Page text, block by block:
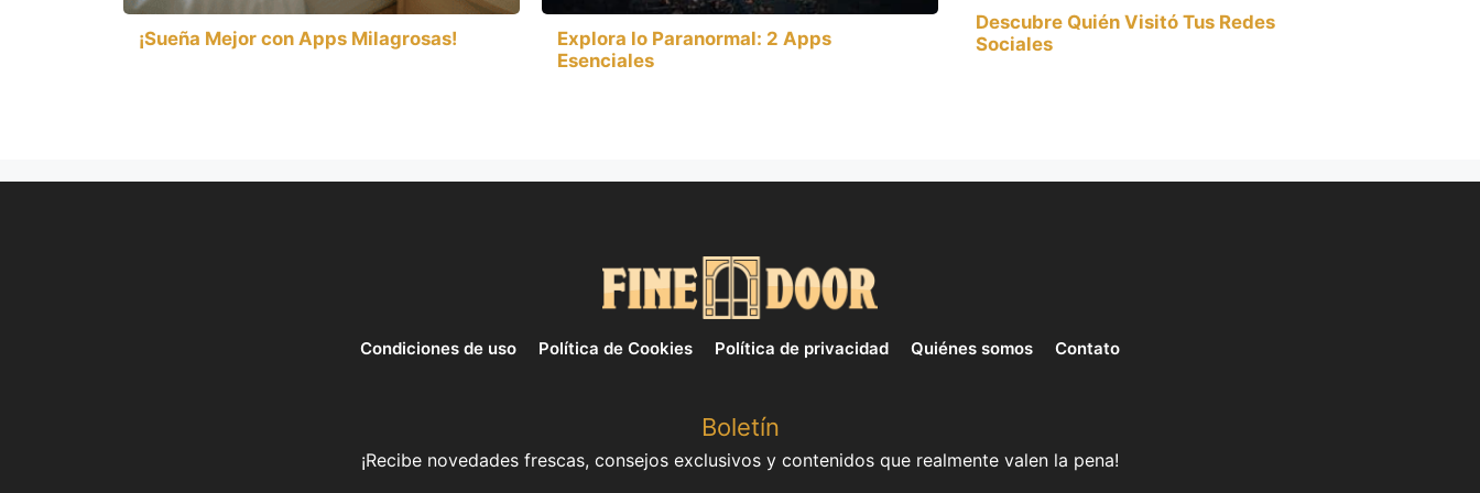
¡Sueña Mejor con Apps Milagrosas!
Explora lo Paranormal: 2 Apps
Esenciales
Descubre Quién Visitó Tus Redes
Sociales
Condiciones de uso Política de Cookies Política de privacidad Quiénes somos Contato
Boletín
¡Recibe novedades frescas, consejos exclusivos y contenidos que realmente valen la pena!